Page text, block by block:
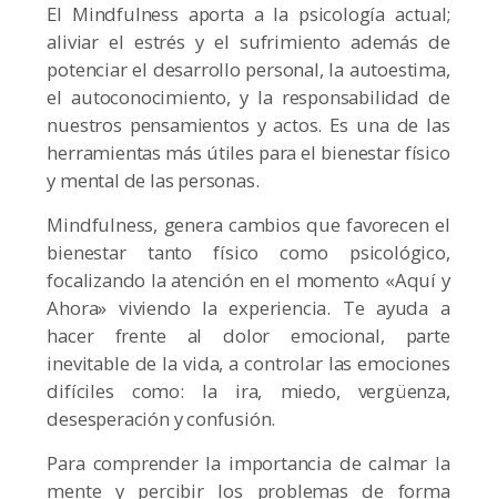
El Mindfulness aporta a la psicología actual;
aliviar el estrés y el sufrimiento además de
potenciar el desarrollo personal, la autoestima,
el autoconocimiento, y la responsabilidad de
nuestros pensamientos y actos. Es una de las
herramientas más útiles para el bienestar físico
y mental de las personas.
Mindfulness, genera cambios que favorecen el
bienestar tanto físico como psicológico,
focalizando la atención en el momento «Aquí y
Ahora» viviendo la experiencia. Te ayuda a
hacer frente al dolor emocional, parte
inevitable de la vida, a controlar las emociones
difíciles como: la ira, miedo, vergüenza,
desesperación y confusión.
Para comprender la importancia de calmar la
mente y percibir los problemas de forma